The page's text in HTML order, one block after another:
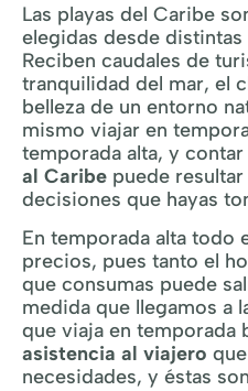
Las playas del Caribe
elegidas desde
Reciben caudales de
tranquilidad del mar, el
belleza de un entorno
mismo viajar en
temporada alta, y
al Caribe puede
decisiones que hayas
En temporada alta todo
precios, pues tanto el
que consumas puede
medida que llegamos a
que viaja en temporada
asistencia al viajero
necesidades, y éstas